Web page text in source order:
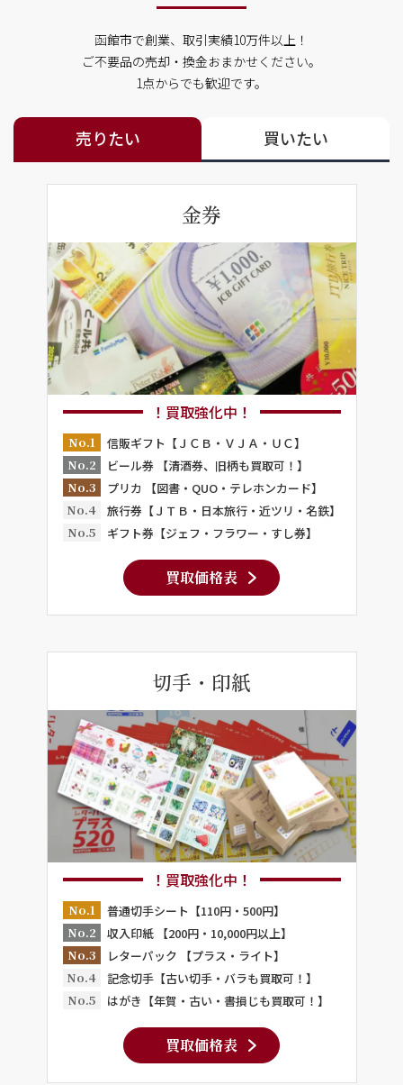
函館市で創業、取引実績10万件以上！
ご不要品の売却・換金おまかせください。
1点からでも歓迎です。
売りたい 買いたい
金券
！買取強化中！
No.1
信販ギフト【ＪＣＢ・ＶＪＡ・ＵＣ】
No.2
ビール券 【清酒券、旧柄も買取可！】
No.3
プリカ 【図書・QUO・テレホンカード】
No.4
旅行券【ＪＴＢ・日本旅行・近ツリ・名鉄】
No.5
ギフト券【ジェフ・フラワー・すし券】
買取価格表
切手・印紙
！買取強化中！
No.1
普通切手シート【110円・500円】
No.2
収入印紙 【200円・10,000円以上】
No.3
レターパック 【プラス・ライト】
No.4
記念切手【古い切手・バラも買取可！】
No.5
はがき【年賀・古い・書損じも買取可！】
買取価格表